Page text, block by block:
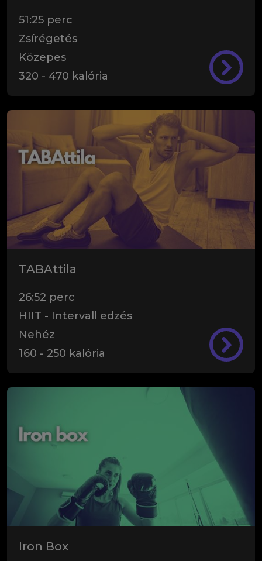
51:25 perc
Zsírégetés
Közepes
320 - 470 kalória
TABAttila
26:52 perc
HIIT - Intervall edzés
Nehéz
160 - 250 kalória
Iron Box